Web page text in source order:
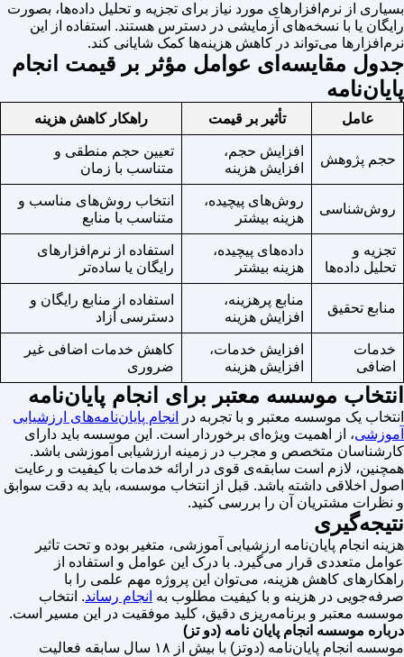
بسیاری از نرم‌افزارهای مورد نیاز برای تجزیه و تحلیل داده‌ها، بصورت
رایگان یا با نسخه‌های آزمایشی در دسترس هستند. استفاده از این
نرم‌افزارها می‌تواند در کاهش هزینه‌ها کمک شایانی کند.
جدول مقایسه‌ای عوامل مؤثر بر قیمت انجام
پایان‌نامه
عامل تأثیر بر قیمت راهکار کاهش هزینه
حجم پژوهش
افزایش حجم،
افزایش هزینه
تعیین حجم منطقی و
متناسب با زمان
روش‌شناسی
روش‌های پیچیده،
هزینه بیشتر
انتخاب روش‌های مناسب و
متناسب با منابع
تجزیه و
تحلیل داده‌ها
داده‌های پیچیده،
هزینه بیشتر
استفاده از نرم‌افزارهای
رایگان یا ساده‌تر
منابع تحقیق
منابع پرهزینه،
افزایش هزینه
استفاده از منابع رایگان و
دسترسی آزاد
خدمات
اضافی
افزایش خدمات،
افزایش هزینه
کاهش خدمات اضافی غیر
ضروری
انتخاب موسسه معتبر برای انجام پایان‌نامه
انتخاب یک موسسه معتبر و با تجربه در
انجام پایان‌نامه‌های ارزشیابی
آموزشی، از اهمیت ویژه‌ای برخوردار است. این موسسه باید دارای
کارشناسان متخصص و مجرب در زمینه ارزشیابی آموزشی باشد.
همچنین، لازم است سابقه‌ی قوی در ارائه خدمات با کیفیت و رعایت
اصول اخلاقی داشته باشد. قبل از انتخاب موسسه، باید به دقت سوابق
و نظرات مشتریان آن را بررسی کنید.
نتیجه‌گیری
هزینه انجام پایان‌نامه ارزشیابی آموزشی، متغیر بوده و تحت تاثیر
عوامل متعددی قرار می‌گیرد. با درک این عوامل و استفاده از
راهکارهای کاهش هزینه، می‌توان این پروژه مهم علمی را با
صرفه‌جویی در هزینه و با کیفیت مطلوب به انجام رساند. انتخاب
موسسه معتبر و برنامه‌ریزی دقیق، کلید موفقیت در این مسیر است.
درباره موسسه انجام پایان نامه (دو تز)
موسسه انجام پایان‌نامه (دوتز) با بیش از ۱۸ سال سابقه فعالیت